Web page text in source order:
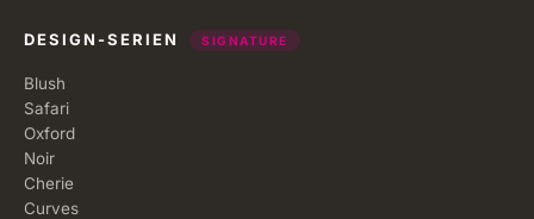
DESIGN-SERIEN SIGNATURE
Blush
Safari
Oxford
Noir
Cherie
Curves